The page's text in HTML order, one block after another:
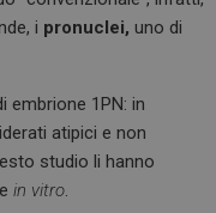
i pronuclei, uno di
embrione 1PN: in
atipici e non
studio li hanno
in vitro.